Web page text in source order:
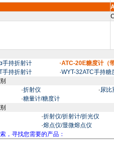
手持折射计
·ATC-20E糖度计（
手持折射计 ·WYT-32ATC手持糖
·折射仪 ·尿比
·糖量计/糖度计
·折射仪/折射计/折光仪
·熔点仪/显微熔点仪
，寻找您需要的产品：